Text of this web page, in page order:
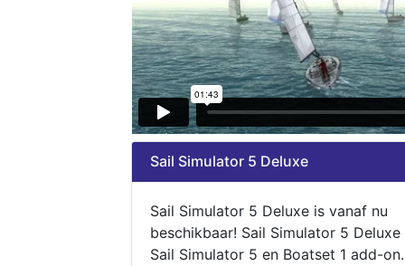
Sail Simulator 5 Deluxe
Sail Simulator 5 Deluxe is vanaf nu
beschikbaar! Sail Simulator 5
Sail Simulator 5 en Boatset 1 add-on.